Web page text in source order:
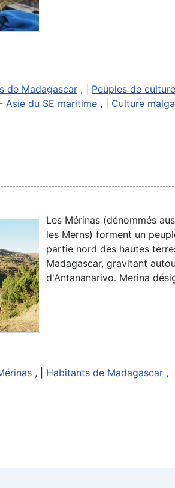
de Madagascar , | Peuples de
Asie du SE maritime , | Culture
Les Mérinas (dénommés
les Merns) forment un
partie nord des hautes
Madagascar, gravitant
d'Antananarivo. Merina
, | Habitants de Madagascar ,